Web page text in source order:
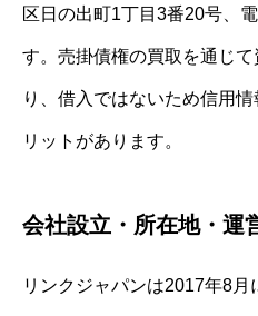
区日の出町1丁目3番20号、
す。売掛債権の買取を通じ
り、借入ではないため信用
リットがあります。
会社設立・所在地・運
リンクジャパンは2017年8